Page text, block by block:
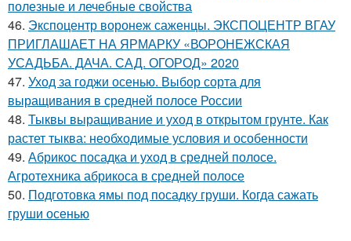
полезные и лечебные свойства
46. Экспоцентр воронеж саженцы. ЭКСПОЦЕНТР ВГАУ
ПРИГЛАШАЕТ НА ЯРМАРКУ «ВОРОНЕЖСКАЯ
УСАДЬБА. ДАЧА. САД. ОГОРОД» 2020
47. Уход за годжи осенью. Выбор сорта для
выращивания в средней полосе России
48. Тыквы выращивание и уход в открытом грунте. Как
растет тыква: необходимые условия и особенности
49. Абрикос посадка и уход в средней полосе.
Агротехника абрикоса в средней полосе
50. Подготовка ямы под посадку груши. Когда сажать
груши осенью